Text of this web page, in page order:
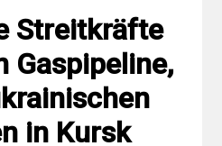
Streitkräfte
Gaspipeline,
in Kursk